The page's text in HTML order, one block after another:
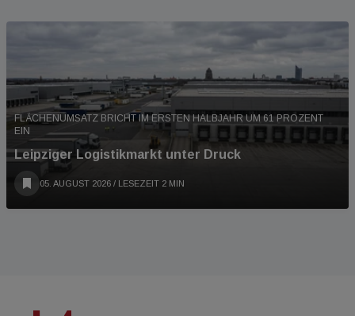
FLÄCHENUMSATZ BRICHT IM ERSTEN HALBJAHR UM 61 PROZENT
EIN
Leipziger Logistikmarkt unter Druck
05. AUGUST 2026 / LESEZEIT 2 MIN